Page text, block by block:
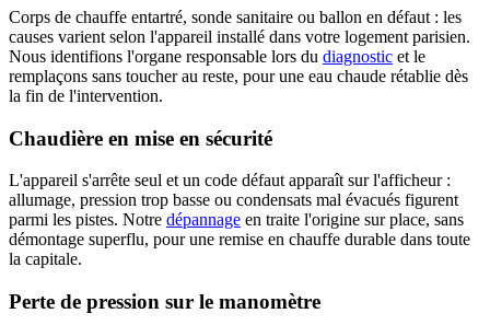
Corps de chauffe entartré, sonde sanitaire ou ballon en défaut : les
causes varient selon l'appareil installé dans votre logement parisien.
Nous identifions l'organe responsable lors du diagnostic et le
remplaçons sans toucher au reste, pour une eau chaude rétablie dès
la fin de l'intervention.
Chaudière en mise en sécurité
L'appareil s'arrête seul et un code défaut apparaît sur l'afficheur :
allumage, pression trop basse ou condensats mal évacués figurent
parmi les pistes. Notre dépannage en traite l'origine sur place, sans
démontage superflu, pour une remise en chauffe durable dans toute
la capitale.
Perte de pression sur le manomètre